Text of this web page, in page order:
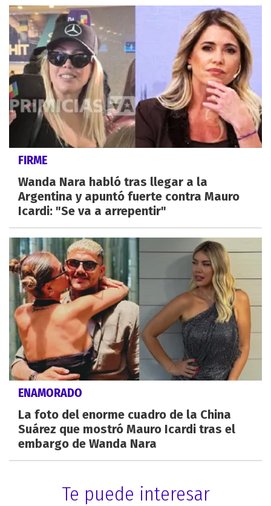
FIRME
Wanda Nara habló tras llegar a la
Argentina y apuntó fuerte contra Mauro
Icardi: "Se va a arrepentir"
ENAMORADO
La foto del enorme cuadro de la China
Suárez que mostró Mauro Icardi tras el
embargo de Wanda Nara
Te puede interesar